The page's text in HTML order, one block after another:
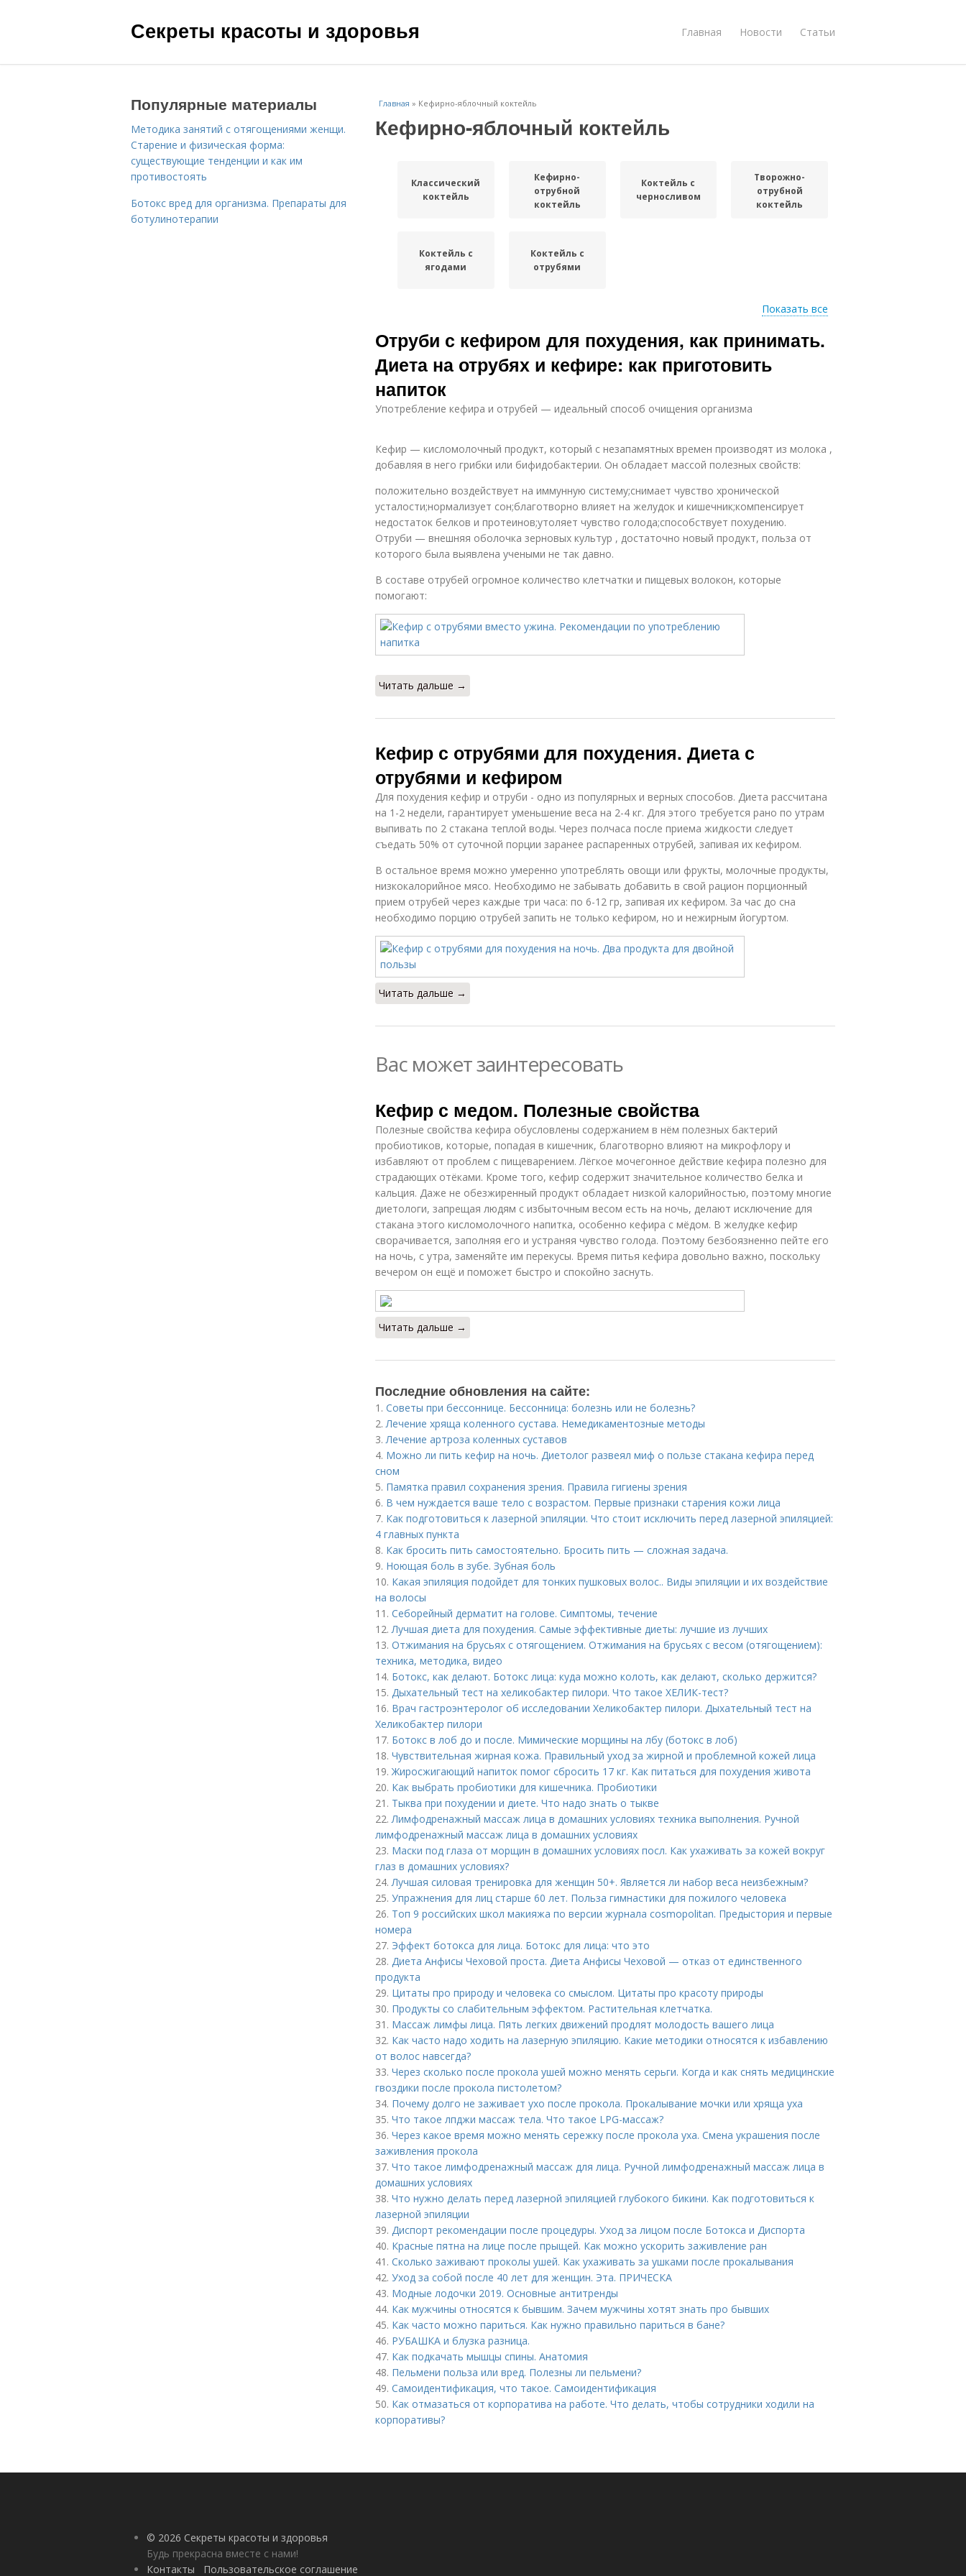
Секреты красоты и здоровья Главная Новости Статьи
Главная » Кефирно-яблочный коктейль
Кефирно-яблочный коктейль
Классический
коктейль
Кефирно-
отрубной
коктейль
Коктейль с
черносливом
Творожно-
отрубной
коктейль
Коктейль с
ягодами
Коктейль с
отрубями
Показать все
Отруби с кефиром для похудения, как принимать.
Диета на отрубях и кефире: как приготовить
напиток
Употребление кефира и отрубей — идеальный способ очищения организма
Кефир — кисломолочный продукт, который с незапамятных времен производят из молока ,
добавляя в него грибки или бифидобактерии. Он обладает массой полезных свойств:
положительно воздействует на иммунную систему;снимает чувство хронической
усталости;нормализует сон;благотворно влияет на желудок и кишечник;компенсирует
недостаток белков и протеинов;утоляет чувство голода;способствует похудению.
Отруби — внешняя оболочка зерновых культур , достаточно новый продукт, польза от
которого была выявлена учеными не так давно.
В составе отрубей огромное количество клетчатки и пищевых волокон, которые
помогают:
Читать дальше →
Кефир с отрубями для похудения. Диета с
отрубями и кефиром
Для похудения кефир и отруби - одно из популярных и верных способов. Диета рассчитана
на 1-2 недели, гарантирует уменьшение веса на 2-4 кг. Для этого требуется рано по утрам
выпивать по 2 стакана теплой воды. Через полчаса после приема жидкости следует
съедать 50% от суточной порции заранее распаренных отрубей, запивая их кефиром.
В остальное время можно умеренно употреблять овощи или фрукты, молочные продукты,
низкокалорийное мясо. Необходимо не забывать добавить в свой рацион порционный
прием отрубей через каждые три часа: по 6-12 гр, запивая их кефиром. За час до сна
необходимо порцию отрубей запить не только кефиром, но и нежирным йогуртом.
Читать дальше →
Вас может заинтересовать
Кефир с медом. Полезные свойства
Полезные свойства кефира обусловлены содержанием в нём полезных бактерий
пробиотиков, которые, попадая в кишечник, благотворно влияют на микрофлору и
избавляют от проблем с пищеварением. Лёгкое мочегонное действие кефира полезно для
страдающих отёками. Кроме того, кефир содержит значительное количество белка и
кальция. Даже не обезжиренный продукт обладает низкой калорийностью, поэтому многие
диетологи, запрещая людям с избыточным весом есть на ночь, делают исключение для
стакана этого кисломолочного напитка, особенно кефира с мёдом. В желудке кефир
сворачивается, заполняя его и устраняя чувство голода. Поэтому безбоязненно пейте его
на ночь, с утра, заменяйте им перекусы. Время питья кефира довольно важно, поскольку
вечером он ещё и поможет быстро и спокойно заснуть.
Читать дальше →
Последние обновления на сайте:
1. Советы при бессоннице. Бессонница: болезнь или не болезнь?
2.Лечение хряща коленного сустава. Немедикаментозные методы
3.Лечение артроза коленных суставов
4. Можно ли пить кефир на ночь. Диетолог развеял миф о пользе стакана кефира перед
сном
5. Памятка правил сохранения зрения. Правила гигиены зрения
6. В чем нуждается ваше тело с возрастом. Первые признаки старения кожи лица
7. Как подготовиться к лазерной эпиляции. Что стоит исключить перед лазерной эпиляцией:
4 главных пункта
8. Как бросить пить самостоятельно. Бросить пить — сложная задача.
9. Ноющая боль в зубе. Зубная боль
10. Какая эпиляция подойдет для тонких пушковых волос.. Виды эпиляции и их воздействие
на волосы
11. Себорейный дерматит на голове. Cимптомы, течение
12.Лучшая диета для похудения. Самые эффективные диеты: лучшие из лучших
13. Отжимания на брусьях с отягощением. Отжимания на брусьях с весом (отягощением):
техника, методика, видео
14. Ботокс, как делают. Ботокс лица: куда можно колоть, как делают, сколько держится?
15. Дыхательный тест на хеликобактер пилори. Что такое ХЕЛИК-тест?
16. Врач гастроэнтеролог об исследовании Хеликобактер пилори. Дыхательный тест на
Хеликобактер пилори
17. Ботокс в лоб до и после. Мимические морщины на лбу (ботокс в лоб)
18. Чувствительная жирная кожа. Правильный уход за жирной и проблемной кожей лица
19.Жиросжигающий напиток помог сбросить 17 кг. Как питаться для похудения живота
20. Как выбрать пробиотики для кишечника. Пробиотики
21. Тыква при похудении и диете. Что надо знать о тыкве
22.Лимфодренажный массаж лица в домашних условиях техника выполнения. Ручной
лимфодренажный массаж лица в домашних условиях
23. Маски под глаза от морщин в домашних условиях посл. Как ухаживать за кожей вокруг
глаз в домашних условиях?
24.Лучшая силовая тренировка для женщин 50+. Является ли набор веса неизбежным?
25. Упражнения для лиц старше 60 лет. Польза гимнастики для пожилого человека
26. Топ 9 российских школ макияжа по версии журнала cosmopolitan. Предыстория и первые
номера
27. Эффект ботокса для лица. Ботокс для лица: что это
28. Диета Анфисы Чеховой проста. Диета Анфисы Чеховой — отказ от единственного
продукта
29. Цитаты про природу и человека со смыслом. Цитаты про красоту природы
30. Продукты со слабительным эффектом. Растительная клетчатка.
31. Массаж лимфы лица. Пять легких движений продлят молодость вашего лица
32. Как часто надо ходить на лазерную эпиляцию. Какие методики относятся к избавлению
от волос навсегда?
33. Через сколько после прокола ушей можно менять серьги. Когда и как снять медицинские
гвоздики после прокола пистолетом?
34. Почему долго не заживает ухо после прокола. Прокалывание мочки или хряща уха
35. Что такое лпджи массаж тела. Что такое LPG-массаж?
36. Через какое время можно менять сережку после прокола уха. Смена украшения после
заживления прокола
37. Что такое лимфодренажный массаж для лица. Ручной лимфодренажный массаж лица в
домашних условиях
38. Что нужно делать перед лазерной эпиляцией глубокого бикини. Как подготовиться к
лазерной эпиляции
39. Диспорт рекомендации после процедуры. Уход за лицом после Ботокса и Диспорта
40. Красные пятна на лице после прыщей. Как можно ускорить заживление ран
41. Сколько заживают проколы ушей. Как ухаживать за ушками после прокалывания
42. Уход за собой после 40 лет для женщин. Эта. ПРИЧЕСКА
43. Модные лодочки 2019. Основные антитренды
44. Как мужчины относятся к бывшим. Зачем мужчины хотят знать про бывших
45. Как часто можно париться. Как нужно правильно париться в бане?
46. РУБАШКА и блузка разница.
47. Как подкачать мышцы спины. Анатомия
48. Пельмени польза или вред. Полезны ли пельмени?
49. Самоидентификация, что такое. Самоидентификация
50. Как отмазаться от корпоратива на работе. Что делать, чтобы сотрудники ходили на
корпоративы?
Популярные материалы
Методика занятий с отягощениями женщи.
Старение и физическая форма:
существующие тенденции и как им
противостоять
Ботокс вред для организма. Препараты для
ботулинотерапии
© 2026 Секреты красоты и здоровья
Будь прекрасна вместе с нами!
Контакты
Пользовательское соглашение